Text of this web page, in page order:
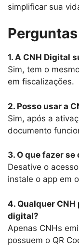
simplificar sua
1. A CNH Digital
Sim, tem o
em fiscalizações.
2. Posso usar a
Sim, após a
documento
3. O que fazer
Desative o
instale o app em
4. Qualquer
digital?
Apenas CNHs
possuem o QR